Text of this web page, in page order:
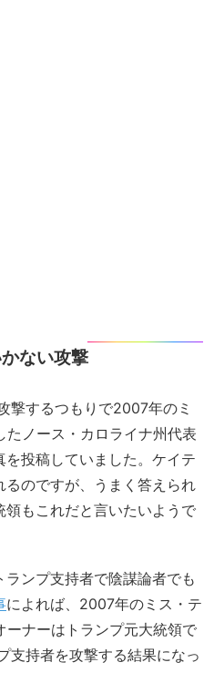
ない攻撃
撃するつもりで2007年のミ
ノース・カロライナ州代表
を投稿していました。ケイテ
るのですが、うまく答えられ
領もこれだと言いたいようで
ンプ支持者で陰謀論者でも
によれば、2007年のミス・テ
ーナーはトランプ元大統領で
支持者を攻撃する結果になっ